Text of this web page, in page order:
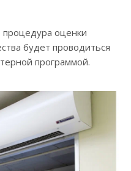
оценки
будет проводиться
программой.